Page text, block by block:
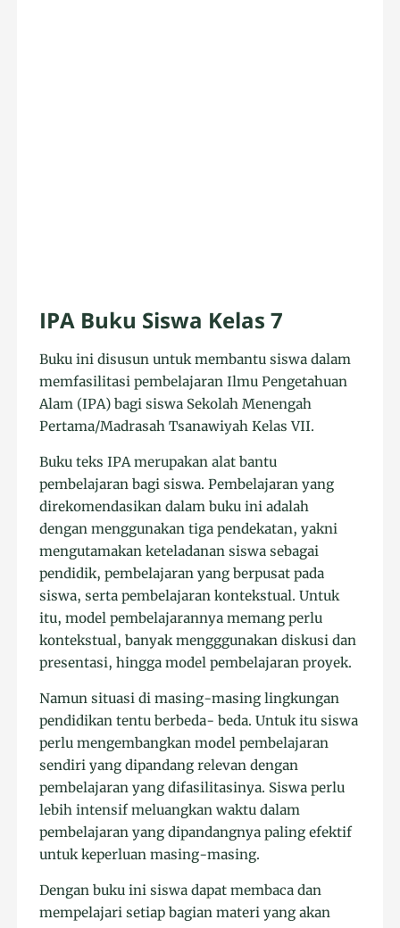
IPA Buku Siswa Kelas 7
Buku ini disusun untuk membantu siswa dalam
memfasilitasi pembelajaran Ilmu Pengetahuan
Alam (IPA) bagi siswa Sekolah Menengah
Pertama/Madrasah Tsanawiyah Kelas VII.
Buku teks IPA merupakan alat bantu
pembelajaran bagi siswa. Pembelajaran yang
direkomendasikan dalam buku ini adalah
dengan menggunakan tiga pendekatan, yakni
mengutamakan keteladanan siswa sebagai
pendidik, pembelajaran yang berpusat pada
siswa, serta pembelajaran kontekstual. Untuk
itu, model pembelajarannya memang perlu
kontekstual, banyak mengggunakan diskusi dan
presentasi, hingga model pembelajaran proyek.
Namun situasi di masing-masing lingkungan
pendidikan tentu berbeda- beda. Untuk itu siswa
perlu mengembangkan model pembelajaran
sendiri yang dipandang relevan dengan
pembelajaran yang difasilitasinya. Siswa perlu
lebih intensif meluangkan waktu dalam
pembelajaran yang dipandangnya paling efektif
untuk keperluan masing-masing.
Dengan buku ini siswa dapat membaca dan
mempelajari setiap bagian materi yang akan